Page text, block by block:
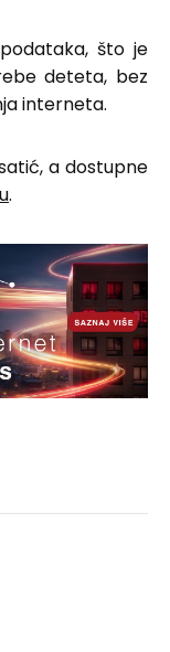
što je
deteta, bez
interneta.
a dostupne
.